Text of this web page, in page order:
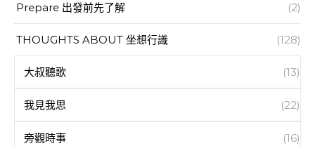
Prepare 出發前先了解 (2)
THOUGHTS ABOUT 坐想行識 (128)
大叔聽歌 (13)
我見我思 (22)
旁觀時事 (16)